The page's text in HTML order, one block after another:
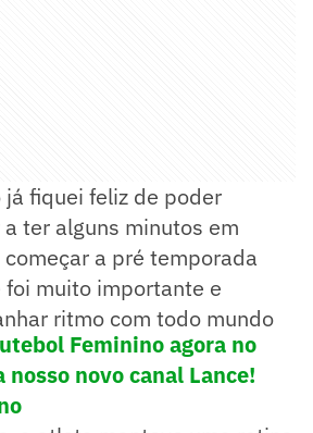
fiquei feliz de poder
ter alguns minutos em
começar a pré temporada
muito importante e
ritmo com todo mundo
Feminino agora no
novo canal Lance!